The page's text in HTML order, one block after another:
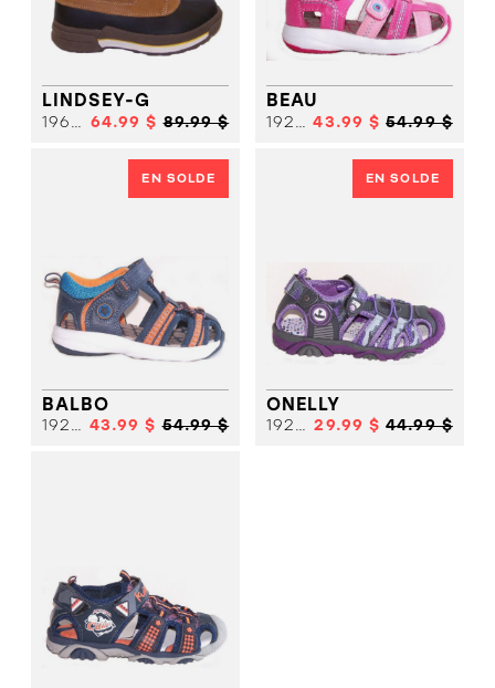
SANDALE
SPORT
BOTTE HIVER
SOLDES
SANDALE
CHIC
SANDALE
SOULIER
FILLE
SANDALE
SPORT
FILLE
SOULIER
SOLDES
LINDSEY-G
19685 64.99 $ 89.99 $
BEAU
19201 43.99 $ 54.99 $
EN SOLDE
BALBO
19202 43.99 $ 54.99 $
EN SOLDE
ONELLY
19203 29.99 $ 44.99 $